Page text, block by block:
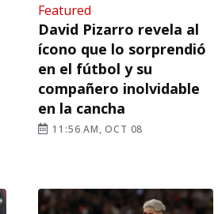
Featured
David Pizarro revela al
ícono que lo sorprendió
en el fútbol y su
compañero inolvidable
en la cancha
11:56 AM, OCT 08